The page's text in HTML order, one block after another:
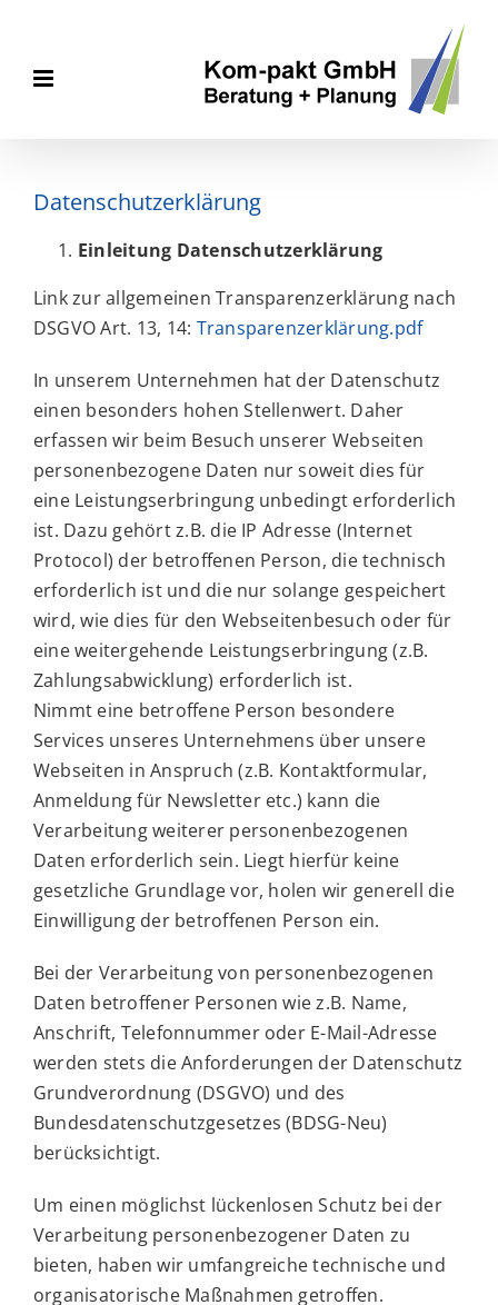
content
Datenschutzerklärung
Einleitung Datenschutzerklärung
Link zur allgemeinen Transparenzerklärung nach
DSGVO Art. 13, 14: Transparenzerklärung.pdf
In unserem Unternehmen hat der Datenschutz
einen besonders hohen Stellenwert. Daher
erfassen wir beim Besuch unserer Webseiten
personenbezogene Daten nur soweit dies für
eine Leistungserbringung unbedingt erforderlich
ist. Dazu gehört z.B. die IP Adresse (Internet
Protocol) der betroffenen Person, die technisch
erforderlich ist und die nur solange gespeichert
wird, wie dies für den Webseitenbesuch oder für
eine weitergehende Leistungserbringung (z.B.
Zahlungsabwicklung) erforderlich ist.
Nimmt eine betroffene Person besondere
Services unseres Unternehmens über unsere
Webseiten in Anspruch (z.B. Kontaktformular,
Anmeldung für Newsletter etc.) kann die
Verarbeitung weiterer personenbezogenen
Daten erforderlich sein. Liegt hierfür keine
gesetzliche Grundlage vor, holen wir generell die
Einwilligung der betroffenen Person ein.
Bei der Verarbeitung von personenbezogenen
Daten betroffener Personen wie z.B. Name,
Anschrift, Telefonnummer oder E-Mail-Adresse
werden stets die Anforderungen der Datenschutz
Grundverordnung (DSGVO) und des
Bundesdatenschutzgesetzes (BDSG-Neu)
berücksichtigt.
Um einen möglichst lückenlosen Schutz bei der
Verarbeitung personenbezogener Daten zu
bieten, haben wir umfangreiche technische und
organisatorische Maßnahmen getroffen.